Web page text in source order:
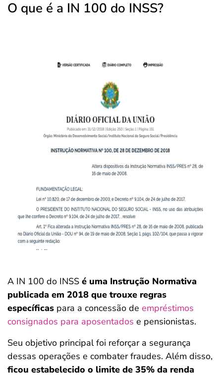
O que é a IN 100 do INSS?
A IN 100 do INSS é uma Instrução Normativa
publicada em 2018 que trouxe regras
específicas para a concessão de empréstimos
consignados para aposentados e pensionistas.
Seu objetivo principal foi reforçar a segurança
dessas operações e combater fraudes. Além disso,
ficou estabelecido o limite de 35% da renda